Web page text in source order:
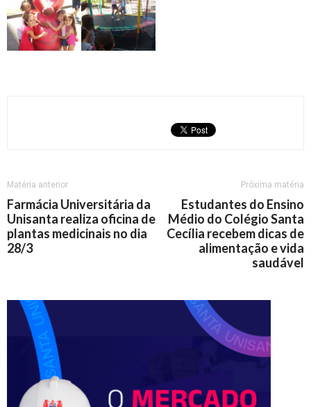
Matéria anterior
Farmácia Universitária da
Unisanta realiza oficina de
plantas medicinais no dia
28/3
Próxima matéria
Estudantes do Ensino
Médio do Colégio Santa
Cecília recebem dicas de
alimentação e vida
saudável